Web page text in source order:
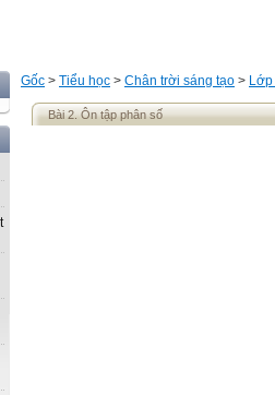
Gốc > Tiểu học > Chân trời sáng tạo >
Bài 2. Ôn tập phân số